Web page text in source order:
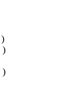
)
)
)